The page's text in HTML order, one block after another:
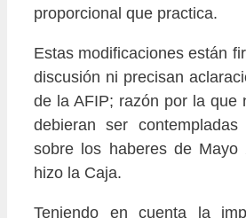
proporcional que practica.
Estas modificaciones están
discusión ni precisan
de la AFIP; razón por la que
debieran ser
sobre los haberes de
hizo la Caja.
Teniendo en cuenta la